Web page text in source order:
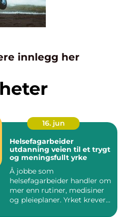
innlegg her
16. jun
Helsefagarbeider
utdanning veien til et trygt
og meningsfullt yrke
Å jobbe som
helsefagarbeider handler om
mer enn rutiner, medisiner
og pleieplaner. Yrket krever